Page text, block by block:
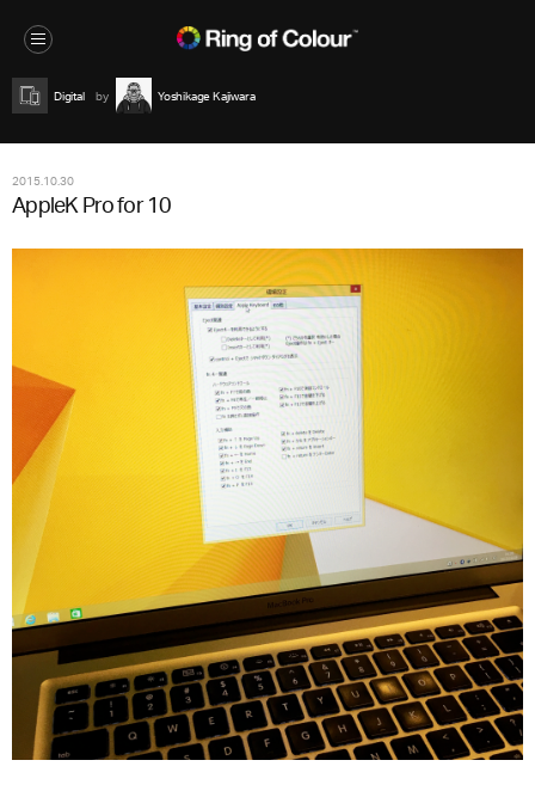
Digital Yoshikage Kajiwara
2015.10.30
AppleK Pro for 10